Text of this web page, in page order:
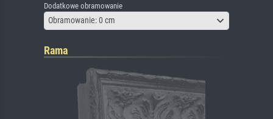
Dodatkowe obramowanie
Obramowanie: 0 cm
Rama